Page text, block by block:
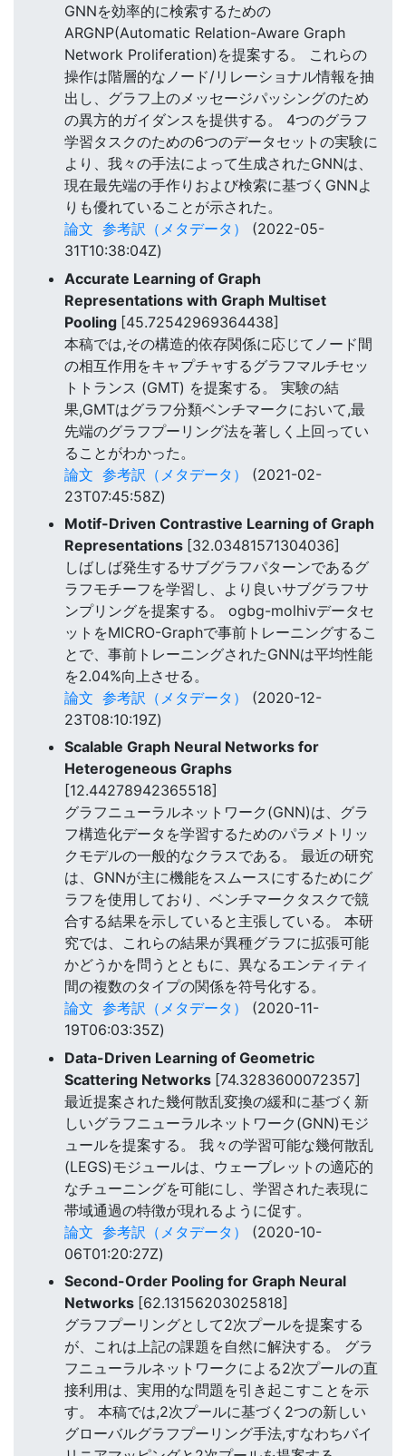
GNNを効率的に検索するための
ARGNP(Automatic Relation-Aware Graph
Network Proliferation)を提案する。 これらの
操作は階層的なノード/リレーショナル情報を抽
出し、グラフ上のメッセージパッシングのため
の異方的ガイダンスを提供する。 4つのグラフ
学習タスクのための6つのデータセットの実験に
より、我々の手法によって生成されたGNNは、
現在最先端の手作りおよび検索に基づくGNNよ
りも優れていることが示された。
論文 参考訳（メタデータ）
(2022-05-
31T10:38:04Z)
Accurate Learning of Graph
Representations with Graph Multiset
Pooling [45.72542969364438]
本稿では,その構造的依存関係に応じてノード間
の相互作用をキャプチャするグラフマルチセッ
トトランス (GMT) を提案する。 実験の結
果,GMTはグラフ分類ベンチマークにおいて,最
先端のグラフプーリング法を著しく上回ってい
ることがわかった。
論文 参考訳（メタデータ）
(2021-02-
23T07:45:58Z)
Motif-Driven Contrastive Learning of Graph
Representations [32.03481571304036]
しばしば発生するサブグラフパターンであるグ
ラフモチーフを学習し、より良いサブグラフサ
ンプリングを提案する。 ogbg-molhivデータセ
ットをMICRO-Graphで事前トレーニングするこ
とで、事前トレーニングされたGNNは平均性能
を2.04%向上させる。
論文 参考訳（メタデータ）
(2020-12-
23T08:10:19Z)
Scalable Graph Neural Networks for
Heterogeneous Graphs
[12.44278942365518]
グラフニューラルネットワーク(GNN)は、グラ
フ構造化データを学習するためのパラメトリッ
クモデルの一般的なクラスである。 最近の研究
は、GNNが主に機能をスムースにするためにグ
ラフを使用しており、ベンチマークタスクで競
合する結果を示していると主張している。 本研
究では、これらの結果が異種グラフに拡張可能
かどうかを問うとともに、異なるエンティティ
間の複数のタイプの関係を符号化する。
論文 参考訳（メタデータ）
(2020-11-
19T06:03:35Z)
Data-Driven Learning of Geometric
Scattering Networks [74.3283600072357]
最近提案された幾何散乱変換の緩和に基づく新
しいグラフニューラルネットワーク(GNN)モジ
ュールを提案する。 我々の学習可能な幾何散乱
(LEGS)モジュールは、ウェーブレットの適応的
なチューニングを可能にし、学習された表現に
帯域通過の特徴が現れるように促す。
論文 参考訳（メタデータ）
(2020-10-
06T01:20:27Z)
Second-Order Pooling for Graph Neural
Networks [62.13156203025818]
グラフプーリングとして2次プールを提案する
が、これは上記の課題を自然に解決する。 グラ
フニューラルネットワークによる2次プールの直
接利用は、実用的な問題を引き起こすことを示
す。 本稿では,2次プールに基づく2つの新しい
グローバルグラフプーリング手法,すなわちバイ